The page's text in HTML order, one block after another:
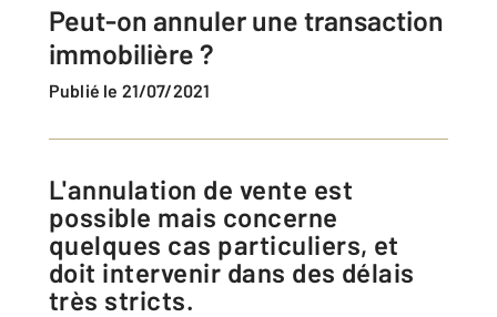
Peut-on annuler une transaction
immobilière ?
Publié le 21/07/2021
L'annulation de vente est
possible mais concerne
quelques cas particuliers, et
doit intervenir dans des délais
très stricts.